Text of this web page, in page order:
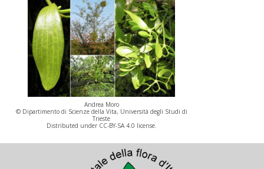
Andrea Moro
© Dipartimento di Scienze della Vita, Università degli Studi di
Trieste
Distributed under CC-BY-SA 4.0 license.